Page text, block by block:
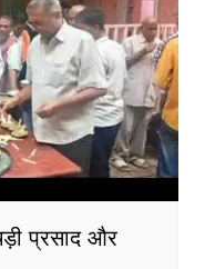
प्रसाद और